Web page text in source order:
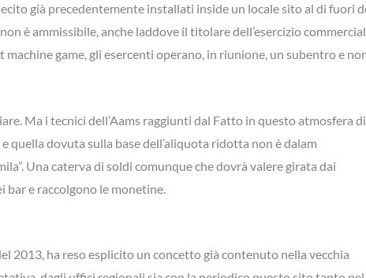
già precedentemente installati inside un locale sito al di fuori
è ammissibile, anche laddove il titolare dell’esercizio
game, gli esercenti operano, in riunione, un subentro e
Ma i tecnici dell’Aams raggiunti dal Fatto in questo atmosfera di
quella dovuta sulla base dell’aliquota ridotta non è dalam
Una caterva di soldi comunque che dovrà valere girata dai
bar e raccolgono le monetine.
2013, ha reso esplicito un concetto già contenuto nella vecchia